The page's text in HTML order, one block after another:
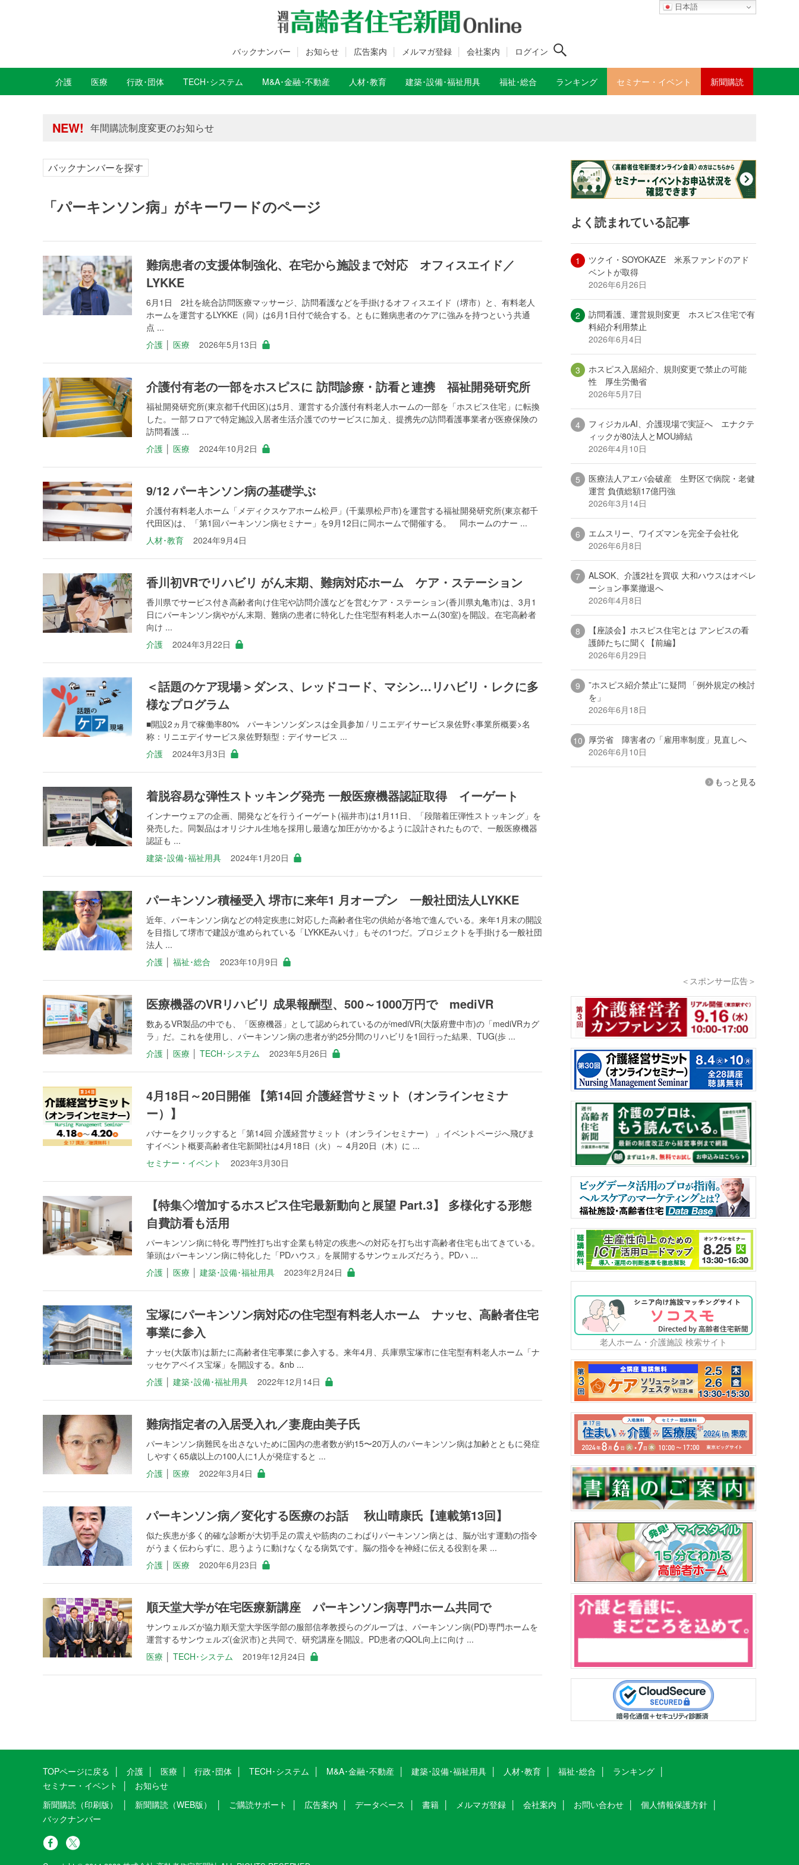
日本語
バックナンバー お知らせ 広告案内 メルマガ登録 会社案内 ログイン
介護 医療 行政･団体 TECH･システム M&A･金融･不動産 人材･教育 建築･設備･福祉用具 福祉･総合 ランキング セミナー・イベント 新聞購読
NEW!
年間購読制度変更のお知らせ
年間購読制度変更のお知らせ
高齢者住宅新聞 無料会員の皆様へ閲覧本数変更のお知らせ
バックナンバーを探す
「パーキンソン病」がキーワードのページ
難病患者の支援体制強化、在宅から施設まで対応 オフィスエイド／
LYKKE
6月1日 2社を統合訪問医療マッサージ、訪問看護などを手掛けるオフィスエイド（堺市）と、有料老人
ホームを運営するLYKKE（同）は6月1日付で統合する。ともに難病患者のケアに強みを持つという共通
点 ...
介護
医療 2026年5月13日
介護付有老の一部をホスピスに 訪問診療・訪看と連携 福祉開発研究所
福祉開発研究所(東京都千代田区)は5月、運営する介護付有料老人ホームの一部を「ホスピス住宅」に転換
した。一部フロアで特定施設入居者生活介護でのサービスに加え、提携先の訪問看護事業者が医療保険の
訪問看護 ...
介護
医療 2024年10月2日
9/12 パーキンソン病の基礎学ぶ
介護付有料老人ホーム「メディクスケアホーム松戸」(千葉県松戸市)を運営する福祉開発研究所(東京都千
代田区)は、「第1回パーキンソン病セミナー」を9月12日に同ホームで開催する。 同ホームのナー ...
人材･教育
2024年9月4日
香川初VRでリハビリ がん末期、難病対応ホーム ケア・ステーション
香川県でサービス付き高齢者向け住宅や訪問介護などを営むケア・ステーション(香川県丸亀市)は、3月1
日にパーキンソン病やがん末期、難病の患者に特化した住宅型有料老人ホーム(30室)を開設。在宅高齢者
向け ...
介護
2024年3月22日
＜話題のケア現場＞ダンス、レッドコード、マシン…リハビリ・レクに多
様なプログラム
■開設2ヵ月で稼働率80% パーキンソンダンスは全員参加 / リニエデイサービス泉佐野<事業所概要>名
称：リニエデイサービス泉佐野類型：デイサービス ...
介護
2024年3月3日
着脱容易な弾性ストッキング発売 一般医療機器認証取得 イーゲート
インナーウェアの企画、開発などを行うイーゲート(福井市)は1月11日、「段階着圧弾性ストッキング」を
発売した。同製品はオリジナル生地を採用し最適な加圧がかかるように設計されたもので、一般医療機器
認証も ...
建築･設備･福祉用具
2024年1月20日
パーキンソン積極受入 堺市に来年1 月オープン 一般社団法人LYKKE
近年、パーキンソン病などの特定疾患に対応した高齢者住宅の供給が各地で進んでいる。来年1月末の開設
を目指して堺市で建設が進められている「LYKKEみいけ」もその1つだ。プロジェクトを手掛ける一般社団
法人 ...
介護
福祉･総合 2023年10月9日
医療機器のVRリハビリ 成果報酬型、500～1000万円で mediVR
数あるVR製品の中でも、「医療機器」として認められているのがmediVR(大阪府豊中市)の「mediVRカグ
ラ」だ。これを使用し、パーキンソン病の患者が約25分間のリハビリを1回行った結果、TUG(歩 ...
介護
医療 TECH･システム 2023年5月26日
4月18日～20日開催 【第14回 介護経営サミット（オンラインセミナ
ー）】
バナーをクリックすると「第14回 介護経営サミット（オンラインセミナー） 」イベントページへ飛びま
すイベント概要高齢者住宅新聞社は4月18日（火）～ 4月20日（木）に ...
セミナー・イベント
2023年3月30日
【特集◇増加するホスピス住宅最新動向と展望 Part.3】 多様化する形態
自費訪看も活用
パーキンソン病に特化 専門性打ち出す企業も特定の疾患への対応を打ち出す高齢者住宅も出てきている。
筆頭はパーキンソン病に特化した「PDハウス」を展開するサンウェルズだろう。PDハ ...
介護
医療 建築･設備･福祉用具 2023年2月24日
宝塚にパーキンソン病対応の住宅型有料老人ホーム ナッセ、高齢者住宅
事業に参入
ナッセ(大阪市)は新たに高齢者住宅事業に参入する。来年4月、兵庫県宝塚市に住宅型有料老人ホーム「ナ
ッセケアベイス宝塚」を開設する。&nb ...
介護
建築･設備･福祉用具 2022年12月14日
難病指定者の入居受入れ／妻鹿由美子氏
パーキンソン病難民を出さないために国内の患者数が約15〜20万人のパーキンソン病は加齢とともに発症
しやすく65歳以上の100人に1人が発症すると ...
介護
医療 2022年3月4日
パーキンソン病／変化する医療のお話 秋山晴康氏【連載第13回】
似た疾患が多く的確な診断が大切手足の震えや筋肉のこわばりパーキンソン病とは、脳が出す運動の指令
がうまく伝わらずに、思うように動けなくなる病気です。脳の指令を神経に伝える役割を果 ...
介護
医療 2020年6月23日
順天堂大学が在宅医療新講座 パーキンソン病専門ホーム共同で
サンウェルズが協力順天堂大学医学部の服部信孝教授らのグループは、パーキンソン病(PD)専門ホームを
運営するサンウェルズ(金沢市)と共同で、研究講座を開設。PD患者のQOL向上に向け ...
医療
TECH･システム 2019年12月24日
よく読まれている記事
ツクイ・SOYOKAZE 米系ファンドのアド
ベントが取得
2026年6月26日
訪問看護、運営規則変更 ホスピス住宅で有
料紹介利用禁止
2026年6月4日
ホスピス入居紹介、規則変更で禁止の可能
性 厚生労働省
2026年5月7日
フィジカルAI、介護現場で実証へ エナクテ
ィックが80法人とMOU締結
2026年4月10日
医療法人アエバ会破産 生野区で病院・老健
運営 負債総額17億円強
2026年3月14日
エムスリー、ワイズマンを完全子会社化
2026年6月8日
ALSOK、介護2社を買収 大和ハウスはオペレ
ーション事業撤退へ
2026年4月8日
【座談会】ホスピス住宅とは アンビスの看
護師たちに聞く【前編】
2026年6月29日
”ホスピス紹介禁止”に疑問 「例外規定の検討
を」
2026年6月18日
厚労省 障害者の「雇用率制度」見直しへ
2026年6月10日
もっと見る
＜スポンサー広告＞
老人ホーム・介護施設 検索サイト
TOPページに戻る 介護 医療 行政･団体 TECH･システム M&A･金融･不動産 建築･設備･福祉用具 人材･教育 福祉･総合
ランキング
セミナー・イベント
お知らせ
新聞購読（印刷版）
新聞購読（WEB版） ご購読サポート 広告案内 データベース 書籍 メルマガ登録 会社案内 お問い合わせ
個人情報保護方針
バックナンバー